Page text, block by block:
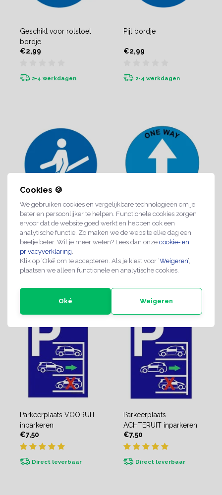
Cookies 🍪
We gebruiken cookies en vergelijkbare technologieën om je
beter en persoonlijker te helpen. Functionele cookies zorgen
ervoor dat de website goed werkt en hebben ook een
analytische functie. Zo maken we de website elke dag een
beetje beter. Wil je meer weten? Lees dan onze cookie- en
privacyverklaring
Klik op ‘Oké’ om te accepteren. Als je kiest voor ‘Weigeren’,
plaatsen we alleen functionele en analytische cookies.
Oké Weigeren
Geschikt voor rolstoel
bordje
€2,99
2-4 werkdagen
Pijl bordje
€2,99
2-4 werkdagen
Leuning vasthouden
bordje
€2,99
2-4 werkdagen
Eenrichting pijl bordje
€3,49
2-4 werkdagen
Parkeerplaats VOORUIT
inparkeren
€7,50
Direct leverbaar
Parkeerplaats
ACHTERUIT inparkeren
€7,50
Direct leverbaar